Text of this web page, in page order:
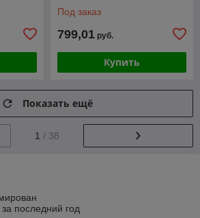
Под заказ
799,01 руб.
Купить
Показать ещё
1 / 38
последний год